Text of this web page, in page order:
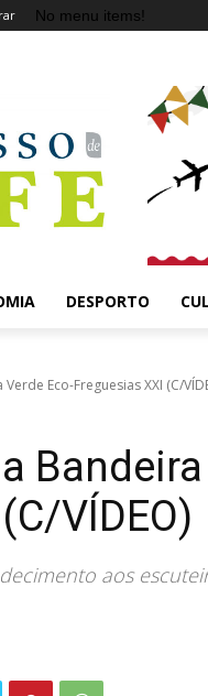
No menu items!
DESPORTO
Eco-Freguesias XXI (C/
VÍDEO)
aos